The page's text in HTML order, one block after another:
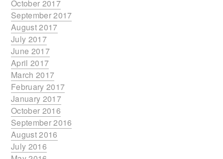
October 2017
September 2017
August 2017
July 2017
June 2017
April 2017
March 2017
February 2017
January 2017
October 2016
September 2016
August 2016
July 2016